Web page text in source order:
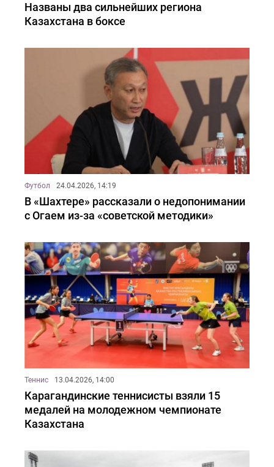
Названы два сильнейших региона
Казахстана в боксе
Футбол 24.04.2026, 14:19
В «Шахтере» рассказали о недопонимании
с Огаем из-за «советской методики»
Теннис 13.04.2026, 14:00
Карагандинские теннисисты взяли 15
медалей на молодежном чемпионате
Казахстана